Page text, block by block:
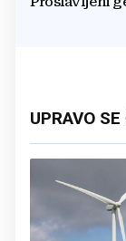
UPRAVO